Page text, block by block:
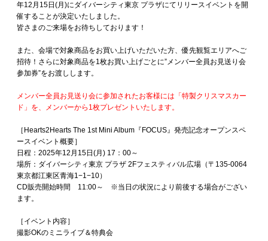
年12月15日(月)にダイバーシティ東京 プラザにてリリースイベントを開
催することが決定いたしました。
皆さまのご来場をお待ちしております！
また、会場で対象商品をお買い上げいただいた方、優先観覧エリアへご
招待！さらに対象商品を1枚お買い上げごとに”メンバー全員お見送り会
参加券”をお渡しします。
メンバー全員お見送り会に参加されたお客様には「特製クリスマスカー
ド」を、メンバーから1枚プレゼントいたします。
［Hearts2Hearts The 1st Mini Album『FOCUS』発売記念オープンスペ
ースイベント概要］
日程：2025年12月15日(月) 17：00～
場所：ダイバーシティ東京 プラザ 2Fフェスティバル広場（〒135-0064
東京都江東区青海1−1−10）
CD販売開始時間 11:00～ ※当日の状況により前後する場合がござい
ます。
［イベント内容］
撮影OKのミニライブ＆特典会